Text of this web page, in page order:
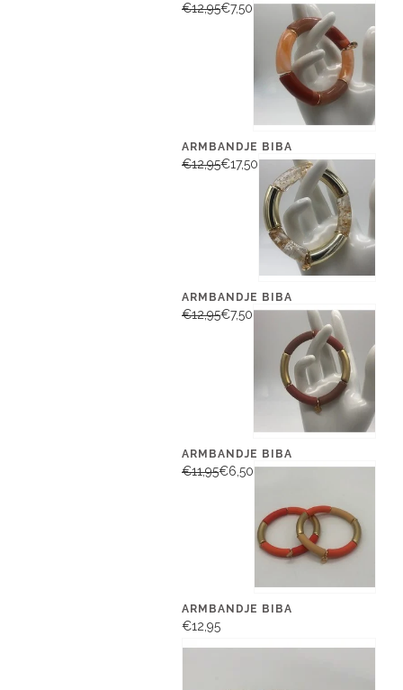
€12,95€7,50
ARMBANDJE BIBA
€12,95€17,50
ARMBANDJE BIBA
€12,95€7,50
ARMBANDJE BIBA
€11,95€6,50
ARMBANDJE BIBA
€12,95